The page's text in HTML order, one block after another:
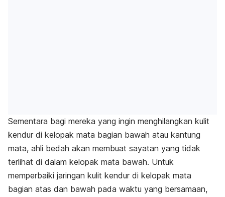
Sementara bagi mereka yang ingin menghilangkan kulit
kendur di kelopak mata bagian bawah atau kantung
mata, ahli bedah akan membuat sayatan yang tidak
terlihat di dalam kelopak mata bawah. Untuk
memperbaiki jaringan kulit kendur di kelopak mata
bagian atas dan bawah pada waktu yang bersamaan,